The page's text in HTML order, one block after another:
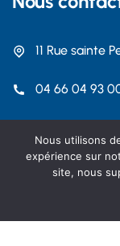
11 Rue sainte
04 66 04 93
Copyright
Nous utilisons
expérience sur
site, nous